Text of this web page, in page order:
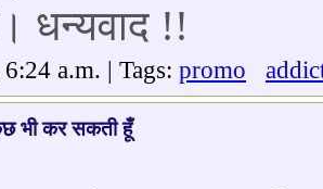
धन्यवाद !!
a.m. | Tags: promo
भी कर सकती हूँ